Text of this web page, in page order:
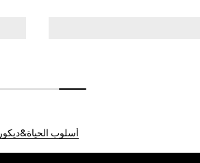
أسلوب الحياة&ديكور